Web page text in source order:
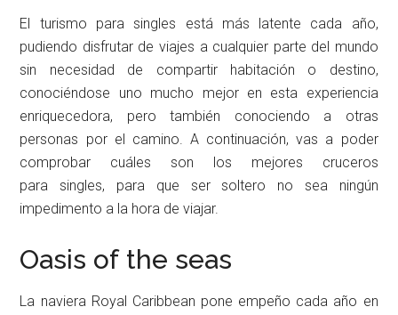
El turismo para singles está más latente cada año,
pudiendo disfrutar de viajes a cualquier parte del mundo
sin necesidad de compartir habitación o destino,
conociéndose uno mucho mejor en esta experiencia
enriquecedora, pero también conociendo a otras
personas por el camino. A continuación, vas a poder
comprobar cuáles son los mejores cruceros
para singles, para que ser soltero no sea ningún
impedimento a la hora de viajar.
Oasis of the seas
La naviera Royal Caribbean pone empeño cada año en